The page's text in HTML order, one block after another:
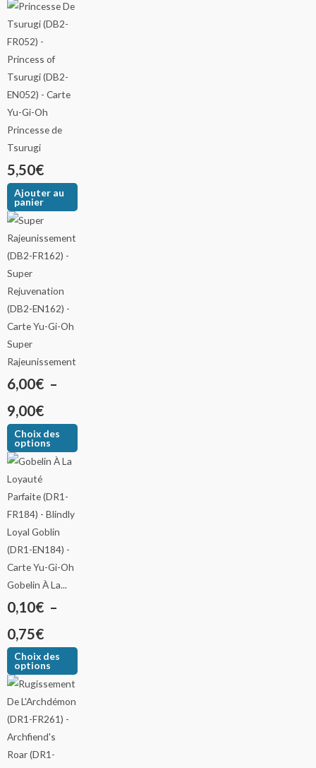
Princesse de
Tsurugi
5,50€
Ajouter au
panier
Super
Rajeunissement
6,00€ –
9,00€
Choix des
options
Gobelin À La...
0,10€ –
0,75€
Choix des
options